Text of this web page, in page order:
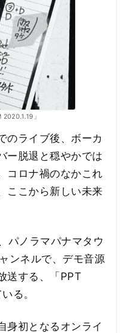
」
のライブ後、ボーカ
ー脱退と穏やかでは
コロナ禍のなかこれ
ここから新しい未来
パノラマパナマタウ
ンネルで、デモ音源
送する、「PPT
る。
初となるオンライ